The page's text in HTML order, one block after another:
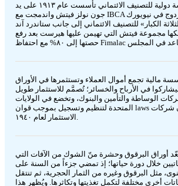
وكالة فيتش مؤسسة دولية للتصنيف الائتماني تأسست عام ١٩١٣ على يد
جون نولز فيتش واندمجت مع IBCA عام ١٩٩٧؛ مقرها المزدوج في نيويورك
الكبار» للتصنيف الائتماني إلى جانب ستاندرد آند
مجموعة فيتش التي تهيمن عليها هيرست بعد رفع
مالية تجمع أموال العملاء وتستثمرها في الأوراق
ليشاركوا في الأرباح والخسائر؛ تُصمَّم للاستثمار طويل
الوساطة والتأمين والبنوك، وتخضع في الولايات
المتحدة لتنظيم وتسجيل بموجب قوان laws وخصوصاً قانون شركات
الاستثمار لعام ١٩٤٠.
أوراق البرقوق وحشرة منّ الشوك من الآفات التي
خلال دورة حياتها؛ إذ تمضي جزءاً من السنة على
مثل البرقوق وغيره من الثمار الحجرية، ثم تنتقل
أخرى مختلفة لتكمل تغذيتها وتكاثرها. ويُظهر هذا